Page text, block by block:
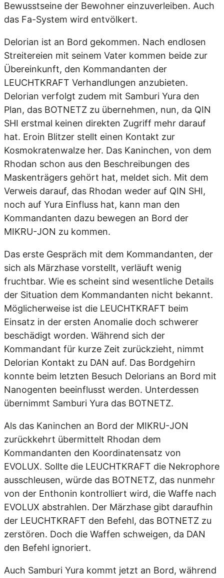
Bewusstseine der Bewohner einzuverleiben. Auch
das Fa-System wird entvölkert.
Delorian ist an Bord gekommen. Nach endlosen
Streitereien mit seinem Vater kommen beide zur
Übereinkunft, den Kommandanten der
LEUCHTKRAFT Verhandlungen anzubieten.
Delorian verfolgt zudem mit Samburi Yura den
Plan, das BOTNETZ zu übernehmen, nun, da QIN
SHI erstmal keinen direkten Zugriff mehr darauf
hat. Eroin Blitzer stellt einen Kontakt zur
Kosmokratenwalze her. Das Kaninchen, von dem
Rhodan schon aus den Beschreibungen des
Maskenträgers gehört hat, meldet sich. Mit dem
Verweis darauf, das Rhodan weder auf QIN SHI,
noch auf Yura Einfluss hat, kann man den
Kommandanten dazu bewegen an Bord der
MIKRU-JON zu kommen.
Das erste Gespräch mit dem Kommandanten, der
sich als Märzhase vorstellt, verläuft wenig
fruchtbar. Wie es scheint sind wesentliche Details
der Situation dem Kommandanten nicht bekannt.
Möglicherweise ist die LEUCHTKRAFT beim
Einsatz in der ersten Anomalie doch schwerer
beschädigt worden. Während sich der
Kommandant für kurze Zeit zurückzieht, nimmt
Delorian Kontakt zu DAN auf. Das Bordgehirn
konnte beim letzten Besuch Delorians an Bord mit
Nanogenten beeinflusst werden. Unterdessen
übernimmt Samburi Yura das BOTNETZ.
Als das Kaninchen an Bord der MIKRU-JON
zurückkehrt übermittelt Rhodan dem
Kommandanten den Koordinatensatz von
EVOLUX. Sollte die LEUCHTKRAFT die Nekrophore
ausschleusen, würde das BOTNETZ, das nunmehr
von der Enthonin kontrolliert wird, die Waffe nach
EVOLUX abstrahlen. Der Märzhase gibt daraufhin
der LEUCHTKRAFT den Befehl, das BOTNETZ zu
zerstören. Doch die Waffen schweigen, da DAN
den Befehl ignoriert.
Auch Samburi Yura kommt jetzt an Bord, während